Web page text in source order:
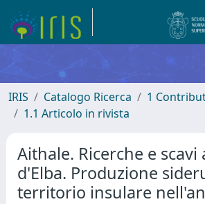
IRIS Catalogo Ricerca
1
1.1 Articolo in rivista
Aithale. Ricerche e scavi
d'Elba. Produzione
territorio insulare